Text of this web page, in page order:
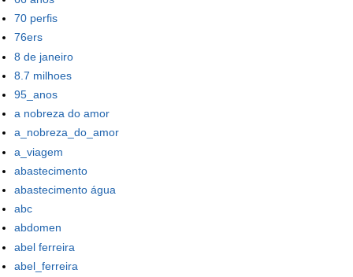
70 perfis
76ers
8 de janeiro
8.7 milhoes
95_anos
a nobreza do amor
a_nobreza_do_amor
a_viagem
abastecimento
abastecimento água
abc
abdomen
abel ferreira
abel_ferreira